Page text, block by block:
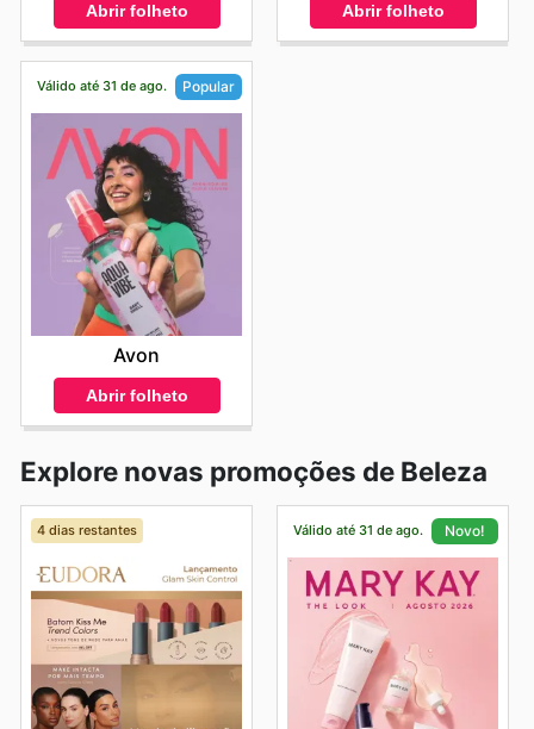
Abrir folheto Abrir folheto
Válido até 31 de ago. Popular
Avon
Abrir folheto
Explore novas promoções de Beleza
4 dias restantes Válido até 31 de ago. Novo!